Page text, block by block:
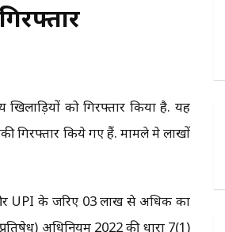
को गिरफ्तार किया है. यह
गिरफ्तार किये गए हैं. मामले मे लाखों
UPI के जरिए 03 लाख से अधिक का
अधिनियम 2022 की धारा 7(1)